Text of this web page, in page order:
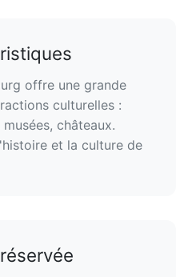
offre une grande
culturelles :
châteaux.
et la culture de